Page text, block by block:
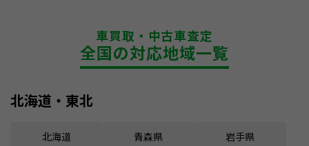
車買取・中古車査定
全国の対応地域一覧
北海道・東北
北海道 青森県 岩手県